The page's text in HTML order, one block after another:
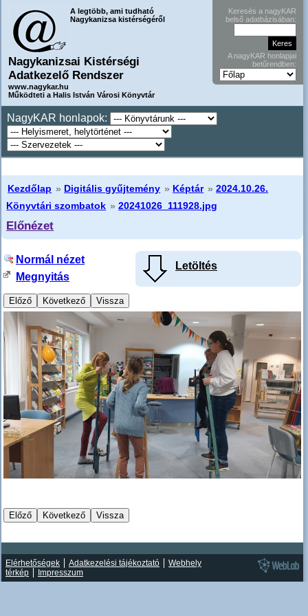
A legtöbb, ami tudható
Nagykanizsa kistérségéről
Nagykanizsai Kistérségi
Adatkezelő Rendszer
www.nagykar.hu
Működteti a Halis István Városi Könyvtár
Keresés a nagyKAR
belső adatbázisában:
A nagyKAR honlapjai
betűrendben:
NagyKAR honlapok:
Kezdőlap » Digitális gyűjtemény » Képtár »2024.10.26.
Könyvtári szombatok »20241026_111928.jpg
Előnézet
Letöltés
Normál nézet
Megnyitás
Elérhetőségek Adatkezelési tájékoztató
Webhely
térkép
Impresszum